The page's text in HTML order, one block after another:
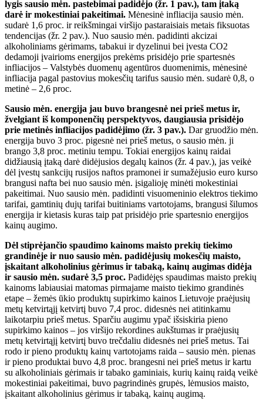
lygis sausio mėn. pastebimai padidėjo (žr. 1 pav.), tam įtaką
darė ir mokestiniai pakeitimai. Mėnesinė infliacija sausio mėn.
sudarė 1,6 proc. ir reikšmingai viršijo pastaraisiais metais fiksuotas
tendencijas (žr. 2 pav.). Nuo sausio mėn. padidinti akcizai
alkoholiniams gėrimams, tabakui ir dyzelinui bei įvesta CO2
dedamoji įvairioms energijos prekėms prisidėjo prie spartesnės
infliacijos – Valstybės duomenų agentūros duomenimis, mėnesinė
infliacija pagal pastovius mokesčių tarifus sausio mėn. sudarė 0,8, o
metinė – 2,6 proc.
Sausio mėn. energija jau buvo brangesnė nei prieš metus ir,
žvelgiant iš komponenčių perspektyvos, daugiausia prisidėjo
prie metinės infliacijos padidėjimo (žr. 3 pav.). Dar gruodžio mėn.
energija buvo 3 proc. pigesnė nei prieš metus, o sausio mėn. ji
brango 3,8 proc. metiniu tempu. Tokiai energijos kainų raidai
didžiausią įtaką darė didėjusios degalų kainos (žr. 4 pav.), jas veikė
dėl įvestų sankcijų rusijos naftos pramonei ir sumažėjusio euro kurso
brangusi nafta bei nuo sausio mėn. įsigalioję minėti mokestiniai
pakeitimai. Nuo sausio mėn. padidinti visuomeninio elektros tiekimo
tarifai, gamtinių dujų tarifai buitiniams vartotojams, brangusi šilumos
energija ir kietasis kuras taip pat prisidėjo prie spartesnio energijos
kainų augimo.
Dėl stiprėjančio spaudimo kainoms maisto prekių tiekimo
grandinėje ir nuo sausio mėn. padidėjusių mokesčių maisto,
įskaitant alkoholinius gėrimus ir tabaką, kainų augimas didėja
ir sausio mėn. sudarė 3,5 proc. Padidėjęs spaudimas maisto prekių
kainoms labiausiai matomas pirmajame maisto tiekimo grandinės
etape – žemės ūkio produktų supirkimo kainos Lietuvoje praėjusių
metų ketvirtąjį ketvirtį buvo 7,4 proc. didesnės nei atitinkamu
laikotarpiu prieš metus. Sparčiu augimu ypač išsiskiria pieno
supirkimo kainos – jos viršijo rekordines aukštumas ir praėjusių
metų ketvirtąjį ketvirtį buvo trečdaliu didesnės nei prieš metus. Tai
rodo ir pieno produktų kainų vartotojams raida – sausio mėn. pienas
ir pieno produktai buvo 4,8 proc. brangesni nei prieš metus ir kartu
su alkoholiniais gėrimais ir tabako gaminiais, kurių kainų raidą veikė
mokestiniai pakeitimai, buvo pagrindinės grupės, lėmusios maisto,
įskaitant alkoholinius gėrimus ir tabaką, kainų augimą.